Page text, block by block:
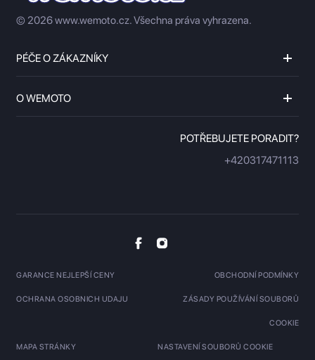
© 2026 www.wemoto.cz.Všechna práva vyhrazena.
PÉČE O ZÁKAZNÍKY
O WEMOTO
POTŘEBUJETE PORADIT?
+420317471113
GARANCE NEJLEPŠÍ CENY OBCHODNÍ PODMÍNKY
OCHRANA OSOBNICH UDAJU ZÁSADY POUŽÍVÁNÍ SOUBORŮ
COOKIE
MAPA STRÁNKY NASTAVENÍ SOUBORŮ COOKIE